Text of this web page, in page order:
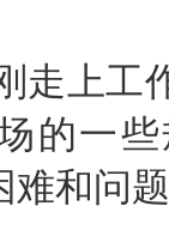
上工
的一
和问